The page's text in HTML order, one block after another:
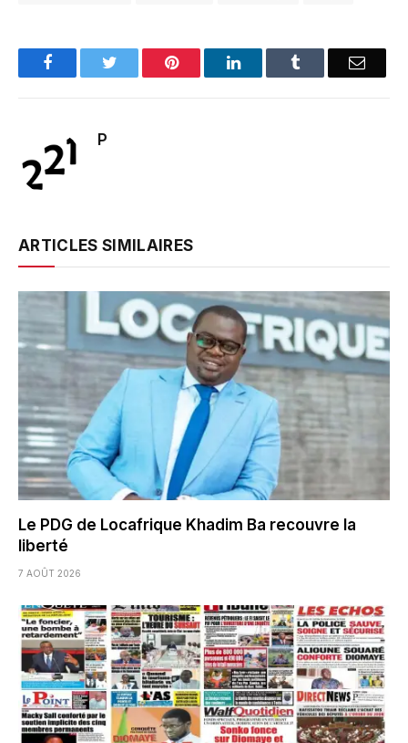
FacebookTwitter Pinterest LinkedInTumblr Email
P
ARTICLES SIMILAIRES
Le PDG de Locafrique Khadim Ba recouvre la
liberté
7 AOÛT 2026